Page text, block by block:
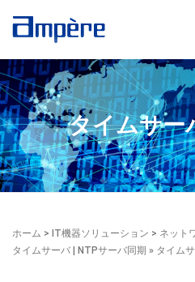
タイムサー
ホーム > IT機器ソリューション > ネット
タイムサーバ | NTPサーバ同期 » タイム